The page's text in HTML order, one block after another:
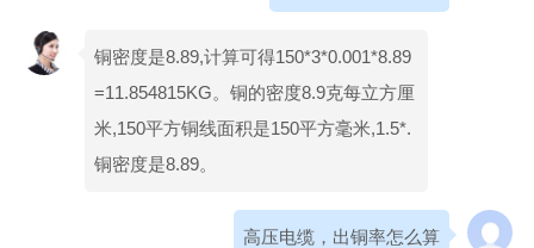
铜密度是8.89,计算可得150*3*0.001*8.89
=11.854815KG。铜的密度8.9克每立方厘
米,150平方铜线面积是150平方毫米,1.5*.
铜密度是8.89。
高压电缆，出铜率怎么算